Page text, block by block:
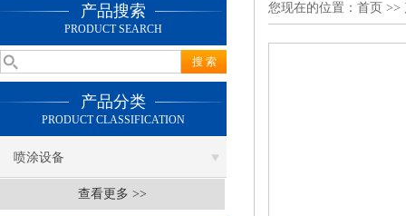
产品搜索
PRODUCT SEARCH
产品分类
PRODUCT CLASSIFICATION
喷涂设备
查看更多 >>
您现在的位置： 首页 >>